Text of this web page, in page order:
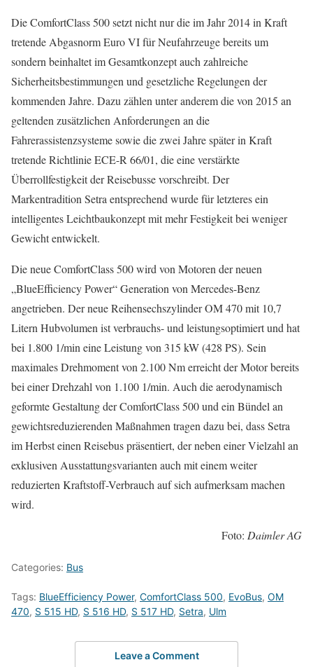
Die ComfortClass 500 setzt nicht nur die im Jahr 2014 in Kraft
tretende Abgasnorm Euro VI für Neufahrzeuge bereits um
sondern beinhaltet im Gesamtkonzept auch zahlreiche
Sicherheitsbestimmungen und gesetzliche Regelungen der
kommenden Jahre. Dazu zählen unter anderem die von 2015 an
geltenden zusätzlichen Anforderungen an die
Fahrerassistenzsysteme sowie die zwei Jahre später in Kraft
tretende Richtlinie ECE-R 66/01, die eine verstärkte
Überrollfestigkeit der Reisebusse vorschreibt. Der
Markentradition Setra entsprechend wurde für letzteres ein
intelligentes Leichtbaukonzept mit mehr Festigkeit bei weniger
Gewicht entwickelt.
Die neue ComfortClass 500 wird von Motoren der neuen
„BlueEfficiency Power“ Generation von Mercedes-Benz
angetrieben. Der neue Reihensechszylinder OM 470 mit 10,7
Litern Hubvolumen ist verbrauchs- und leistungsoptimiert und hat
bei 1.800 1/min eine Leistung von 315 kW (428 PS). Sein
maximales Drehmoment von 2.100 Nm erreicht der Motor bereits
bei einer Drehzahl von 1.100 1/min. Auch die aerodynamisch
geformte Gestaltung der ComfortClass 500 und ein Bündel an
gewichtsreduzierenden Maßnahmen tragen dazu bei, dass Setra
im Herbst einen Reisebus präsentiert, der neben einer Vielzahl an
exklusiven Ausstattungsvarianten auch mit einem weiter
reduzierten Kraftstoff-Verbrauch auf sich aufmerksam machen
wird.
Foto: Daimler AG
Categories: Bus
Tags: BlueEfficiency Power, ComfortClass 500, EvoBus, OM
470, S 515 HD, S 516 HD, S 517 HD, Setra, Ulm
Leave a Comment